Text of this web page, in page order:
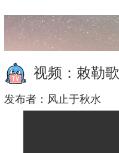
视频： 敕勒歌
发布者： 风止于秋水